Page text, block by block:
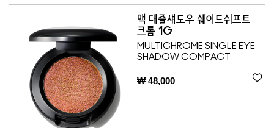
맥 대즐섀도우 쉐이드쉬프트
크롬 1G
MULTICHROME SINGLE EYE
SHADOW COMPACT
₩ 48,000